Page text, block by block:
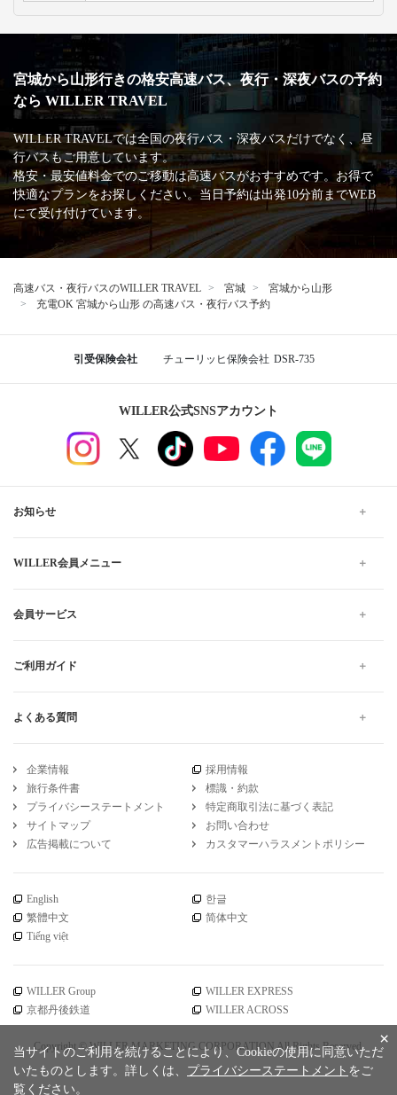
宮城から山形行きの格安高速バス、夜行・深夜バスの予約
なら WILLER TRAVEL
WILLER TRAVELでは全国の夜行バス・深夜バスだけでなく、昼
行バスもご用意しています。
格安・最安値料金でのご移動は高速バスがおすすめです。お得で
快適なプランをお探しください。当日予約は出発10分前までWEB
にて受け付けています。
高速バス・夜行バスのWILLER TRAVEL 宮城
宮城から山形
充電OK 宮城から山形 の高速バス・夜行バス予約
引受保険会社 チューリッヒ保険会社 DSR-735
WILLER公式SNSアカウント
お知らせ
WILLER会員メニュー
会員サービス
ご利用ガイド
よくある質問
企業情報
採用情報
旅行条件書
標識・約款
プライバシーステートメント
特定商取引法に基づく表記
サイトマップ
お問い合わせ
広告掲載について
カスタマーハラスメントポリシー
English
한글
繁體中文
简体中文
Tiếng việt
WILLER Group
WILLER EXPRESS
京都丹後鉄道
WILLER ACROSS
Copyright © WILLER MARKETING CORPORATION All Rights Reserved. ×
当サイトのご利用を続けることにより、Cookieの使用に同意いただ
いたものとします。詳しくは、 プライバシーステートメント をご
覧ください。